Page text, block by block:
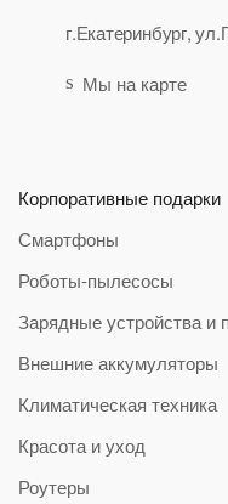
г.Екатеринбург,
Мы на карте
Корпоративные подарки
Смартфоны
Роботы-пылесосы
Зарядные устройства и
Внешние аккумуляторы
Климатическая техника
Красота и уход
Роутеры